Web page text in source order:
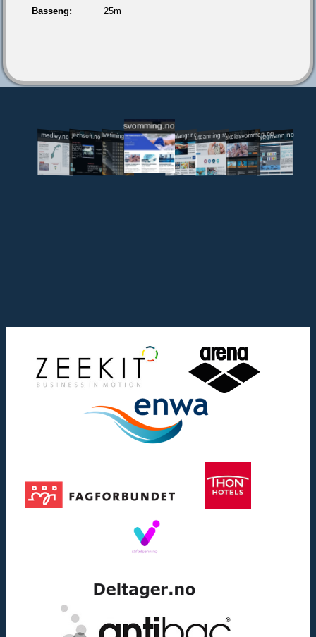
Basseng:
25m
medley.no jechsoft.nolivetiming.medley.no
svomming.no
svomlangt.noutdanning.svomming.no
skolesvommen.notryggivann.no